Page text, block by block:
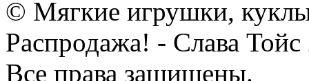
© Мягкие игрушки,
Распродажа! - Слава Тойс
Все права защищены.